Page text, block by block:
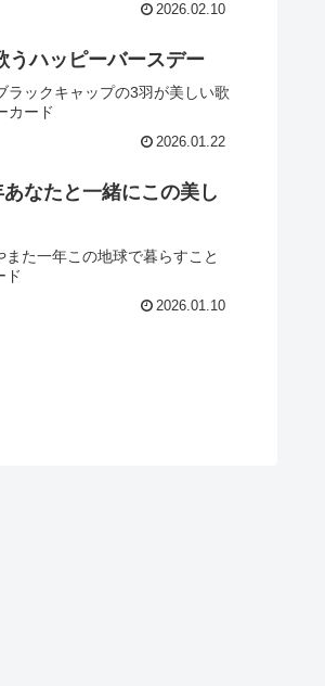
2026.02.10
うハッピーバースデー
ラックキャップの3羽が美しい歌
カード
2026.01.22
なたと一緒にこの美し
た一年この地球で暮らすこと
ド
2026.01.10